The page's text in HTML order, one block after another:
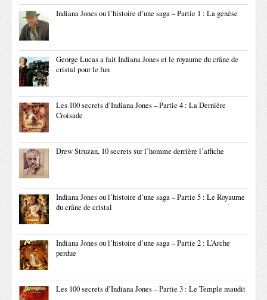
Indiana Jones ou l’histoire d’une saga – Partie 1 : La genèse
George Lucas a fait Indiana Jones et le royaume du crâne de
cristal pour le fun
Les 100 secrets d’Indiana Jones – Partie 4 : La Dernière
Croisade
Drew Struzan, 10 secrets sur l’homme derrière l’affiche
Indiana Jones ou l’histoire d’une saga – Partie 5 : Le Royaume
du crâne de cristal
Indiana Jones ou l’histoire d’une saga – Partie 2 : L’Arche
perdue
Les 100 secrets d’Indiana Jones – Partie 3 : Le Temple maudit